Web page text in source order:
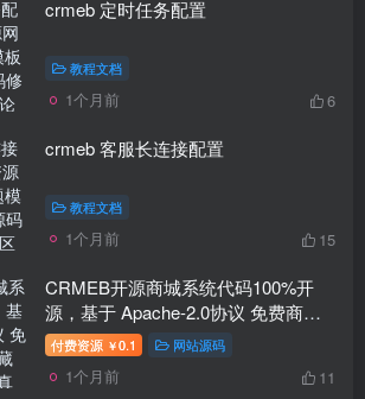
crmeb 定时任务配置
教程文档
1个月前 6
crmeb 客服长连接配置
教程文档
1个月前 15
CRMEB开源商城系统代码100%开
源，基于 Apache-2.0协议 免费商
用，无任何隐藏费用或功能限制，真
正实现“零成本”部署与二次开发自由
付费资源 ￥0.1 网站源码
1个月前 11